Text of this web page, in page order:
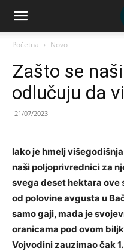
Početna Novo
Zašto se
odlučuju da
21/07/2023
Iako je hmelj
naši poljoprivrednici za
svega deset hektara ove
od polovine avgusta u
samo gaji, mada je
oranicama pod ovom
Vojvodini zauzimao čak